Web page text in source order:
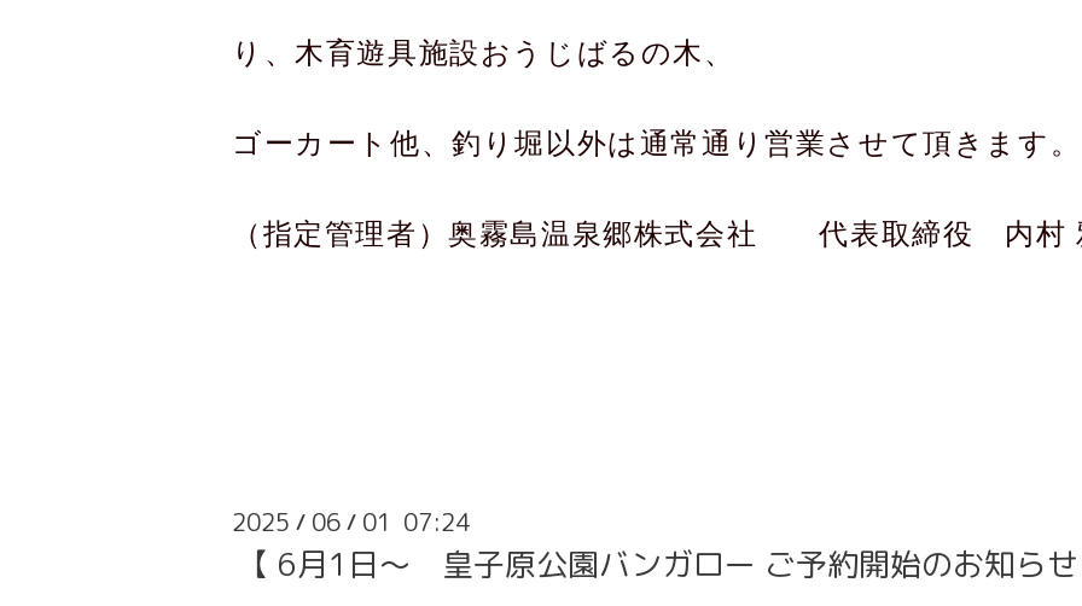
り、木育遊具施設おうじばるの木、
ゴーカート他、釣り堀以外は通常通り営業させて頂きます。
（指定管理者）奥霧島温泉郷株式会社 代表取締役 内村
2025 / 06 / 01 07:24
【 6月1日～ 皇子原公園バンガロー ご予約開始のお知ら